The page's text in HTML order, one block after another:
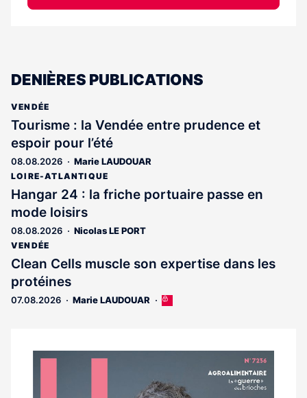
DENIÈRES PUBLICATIONS
VENDÉE
Tourisme : la Vendée entre prudence et
espoir pour l’été
08.08.2026 Marie LAUDOUAR
LOIRE-ATLANTIQUE
Hangar 24 : la friche portuaire passe en
mode loisirs
08.08.2026 Nicolas LE PORT
VENDÉE
Clean Cells muscle son expertise dans les
protéines
07.08.2026 Marie LAUDOUAR
Cet
aux
Notre